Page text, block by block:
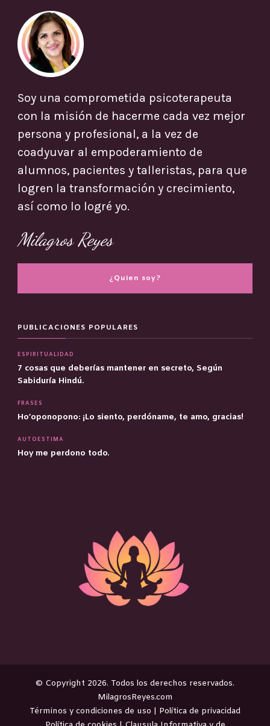
Soy una comprometida psicoterapeuta
con la misión de hacerme cada vez mejor
persona y profesional, a la vez de
coadyuvar al empoderamiento de
alumnos, pacientes y talleristas, para que
logren la transformación y crecimiento,
así como lo logré yo.
Milagros Reyes
¿Quien soy?
PUBLICACIONES POPULARES
ESPIRITUALIDAD
7 cosas que deberías mantener en secreto, Según
Sabiduría Hindú.
FRASES
Ho’oponopono: ¡Lo siento, perdóname, te amo, gracias!
AUTOESTIMA
Hoy me perdono todo.
©️ Copyright 2026. Todos los derechos reservados.
MilagrosReyes.com
Términos y condiciones de uso
Política de privacidad